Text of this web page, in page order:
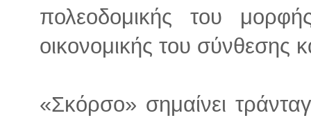
πολεοδομικής του
οικονομικής του σύνθεσης
«Σκόρσο» σημαίνει